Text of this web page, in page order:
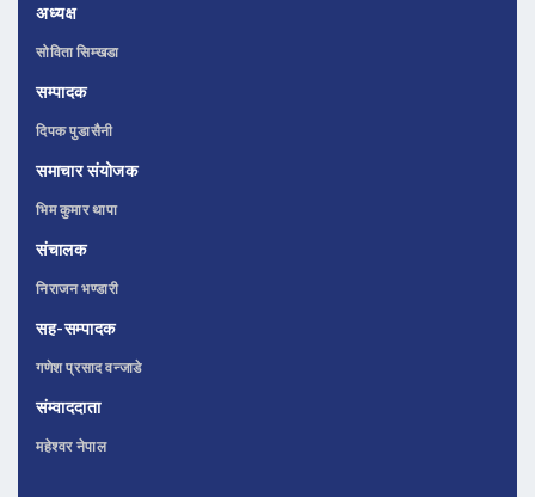
अध्यक्ष
सोविता सिम्खडा
सम्पादक
दिपक पुडासैनी
समाचार संयोजक
भिम कुमार थापा
संचालक
निराजन भण्डारी
सह-सम्पादक
गणेश प्रसाद वन्जाडे
संम्वाददाता
महेश्वर नेपाल